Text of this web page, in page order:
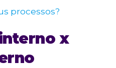
processos?
x